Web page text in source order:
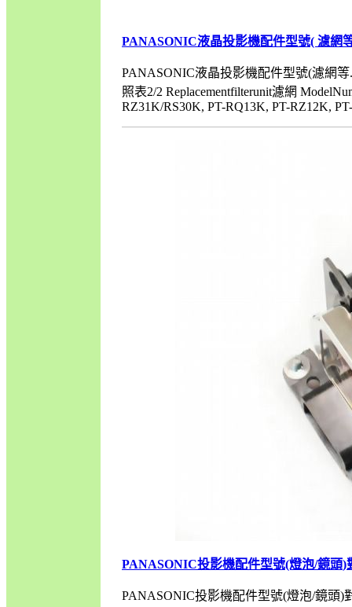
PANASONIC液晶投影機配件型號( 濾網
PANASONIC液晶投影機配件型號(濾網
照表2/2 Replacementfilterunit濾網
RZ31K/RS30K, PT-RQ13K, PT-RZ12K,
PANASONIC投影機配件型號(燈泡/鏡頭)
PANASONIC投影機配件型號(燈泡/鏡頭)